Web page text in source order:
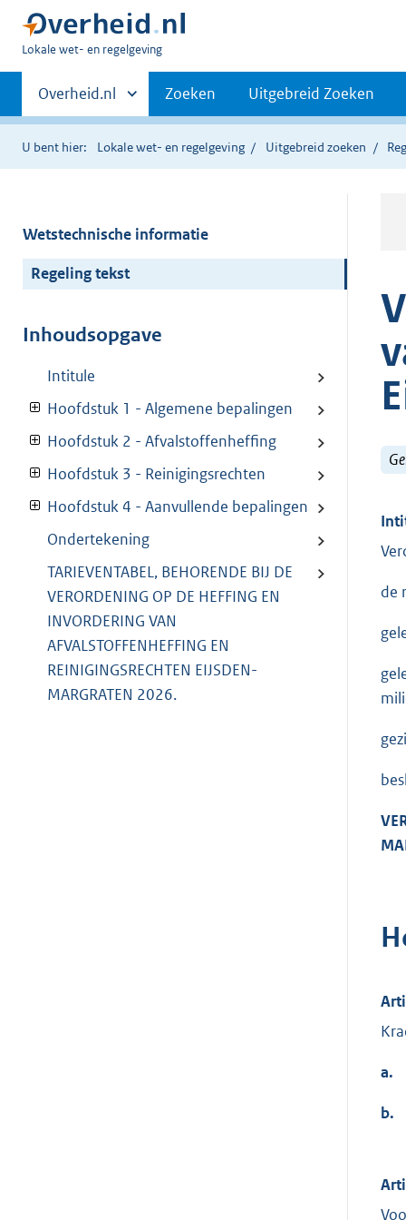
U
hier:
Lokale wet- en regelgeving
Primaire
navigatie
Andere
sites
binnen
Overheid.nl Zoeken Uitgebreid Zoeken
U bent hier: Lokale wet- en regelgeving Uitgebreid zoeken
Wetstechnische informatie
Regeling tekst
Inhoudsopgave
Intitule
Hoofdstuk 1 - Algemene bepalingen
Hoofdstuk 2 - Afvalstoffenheffing
Hoofdstuk 3 - Reinigingsrechten
Hoofdstuk 4 - Aanvullende bepalingen
Ondertekening
TARIEVENTABEL, BEHORENDE BIJ DE
VERORDENING OP DE HEFFING EN
INVORDERING VAN
AFVALSTOFFENHEFFING EN
REINIGINGSRECHTEN EIJSDEN-
MARGRATEN 2026.
de
a.
b.